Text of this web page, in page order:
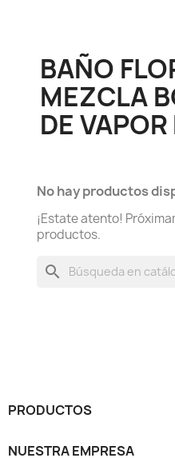
BAÑO
MEZCLA
DE
No hay productos
¡Estate atento!
productos.
search
PRODUCTOS
NUESTRA EMPRESA